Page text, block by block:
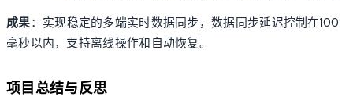
成果：实现稳定的多端实时数据同步，数据同步延迟控制在100
毫秒以内，支持离线操作和自动恢复。
项目总结与反思